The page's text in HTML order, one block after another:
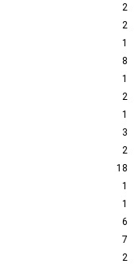
2
2
1
8
1
2
1
3
2
18
1
1
6
7
2